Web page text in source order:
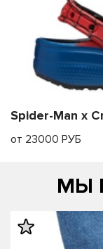
Spider-Man x
от 23000 РУБ
МЫ